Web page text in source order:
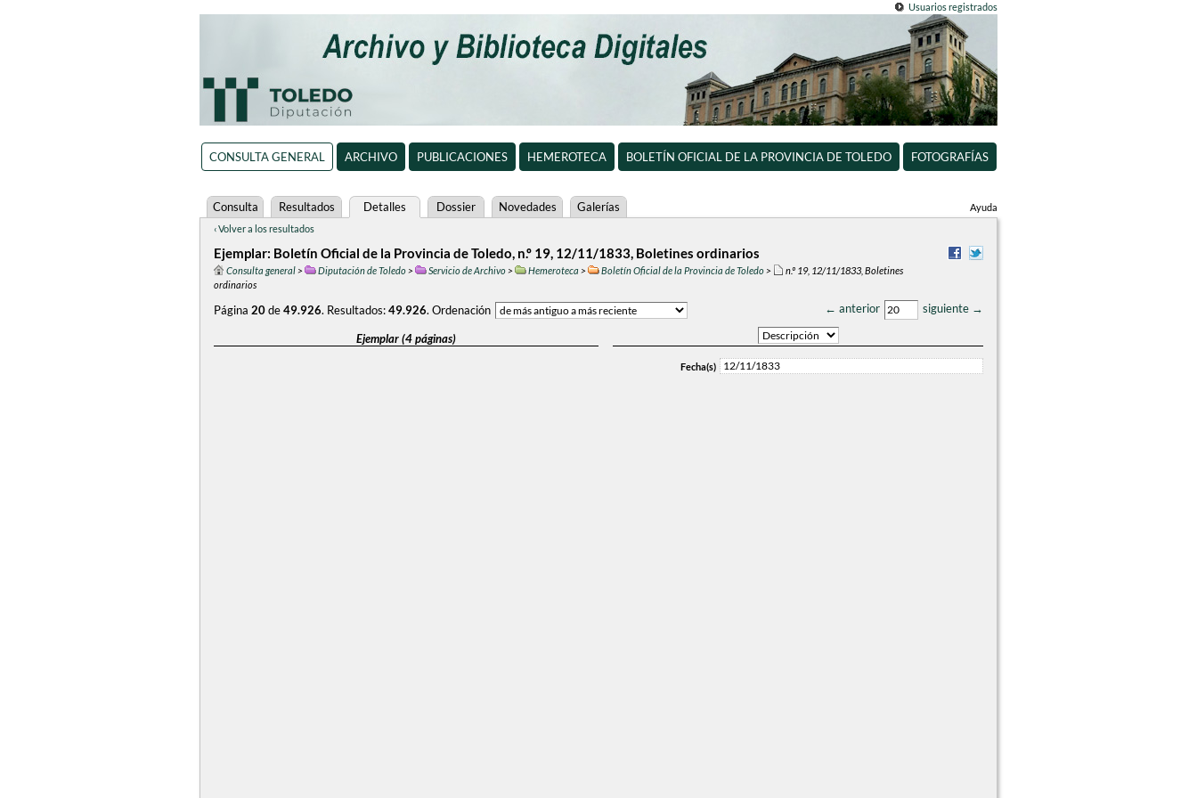
Usuarios registrados
CONSULTA GENERAL ARCHIVO PUBLICACIONES HEMEROTECA BOLETÍN OFICIAL DE LA PROVINCIA DE TOLEDO FOTOGRAFÍAS
Ayuda
Consulta Resultados Detalles Dossier Novedades Galerías
‹ Volver a los resultados
Ejemplar: Boletín Oficial de la Provincia de Toledo, n.º 19, 12/11/1833, Boletines ordinarios
Consulta general> Diputación de Toledo> Servicio de Archivo> Hemeroteca > Boletín Oficial de la Provincia de Toledo>
n.º 19, 12/11/1833, Boletines
ordinarios
← anterior siguiente →
Página 20de49.926. Resultados:49.926. Ordenación
Ejemplar (4 páginas)
Fecha(s) 12/11/1833